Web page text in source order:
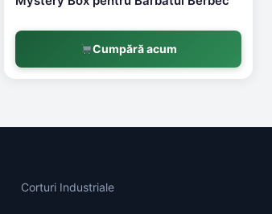
Cumpără acum
Corturi Industriale